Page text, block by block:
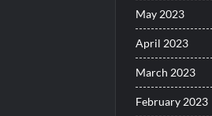
May 2023
April 2023
March 2023
February 2023